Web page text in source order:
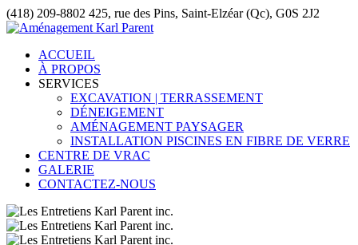
(418) 209-8802 425, rue des Pins, Saint-Elzéar (Qc), G0S 2J2
ACCUEIL
À PROPOS
SERVICES
EXCAVATION | TERRASSEMENT
DÉNEIGEMENT
AMÉNAGEMENT PAYSAGER
INSTALLATION PISCINES EN FIBRE DE VERRE
CENTRE DE VRAC
GALERIE
CONTACTEZ-NOUS